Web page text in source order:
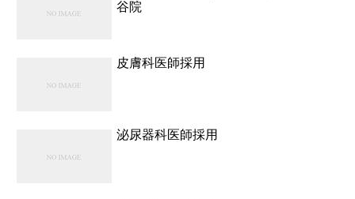
谷院
皮膚科医師採用
泌尿器科医師採用